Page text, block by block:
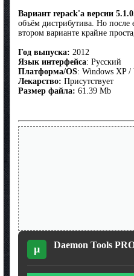
Вариант repack'a версии
объём дистрибутива. Но
втором варианте крайне
Год выпуска: 2012
Язык интерфейса: Русский
Платформа/OS: Windows XP /
Лекарство: Присутствует
Размер файла: 61.39 Mb
µ Daemon Tools